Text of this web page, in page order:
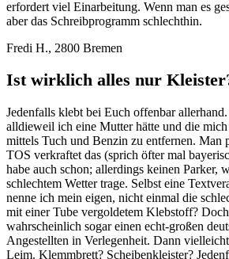
erfordert viel Einarbeitung. Wenn man es
aber das Schreibprogramm schlechthin.
Fredi H., 2800 Bremen
Ist wirklich alles nur
Jedenfalls klebt bei Euch offenbar
alldieweil ich eine Mutter hätte und die
mittels Tuch und Benzin zu entfernen. Man
TOS verkraftet das (sprich öfter mal
habe auch schon; allerdings keinen Parker,
schlechtem Wetter trage. Selbst eine
nenne ich mein eigen, nicht einmal die
mit einer Tube vergoldetem Klebstoff?
wahrscheinlich sogar einen echt-großen
Angestellten in Verlegenheit. Dann
Leim. Klemmbrett? Scheibenkleister?